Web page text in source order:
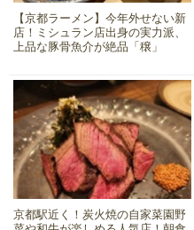
【京都ラーメン】今年外せない新
店！ミシュラン店出身の実力派、
上品な豚骨魚介が絶品「穣」
京都駅近く！炭火焼の自家菜園野